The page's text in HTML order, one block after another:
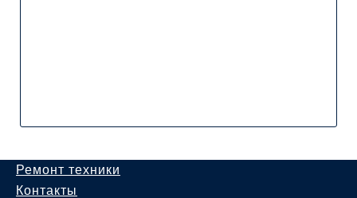
Ремонт техники
Контакты